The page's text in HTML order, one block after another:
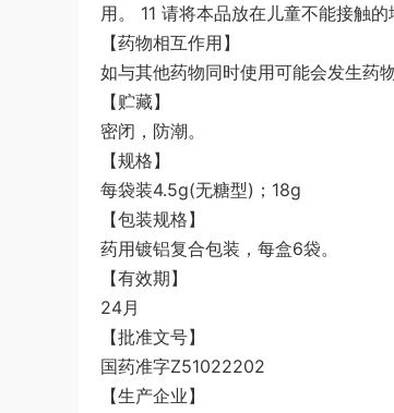
用。 11 请将本品放在儿童不能接触
【药物相互作用】
如与其他药物同时使用可能会发生药
【贮藏】
密闭，防潮。
【规格】
每袋装4.5g(无糖型)；18g
【包装规格】
药用镀铝复合包装，每盒6袋。
【有效期】
24月
【批准文号】
国药准字Z51022202
【生产企业】